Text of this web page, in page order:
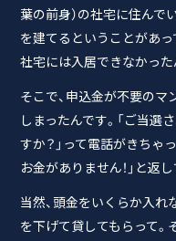
葉の前身）の社宅に住んで
を建てるということがあっ
社宅には入居できなかった
そこで、申込金が不要の
しまったんです。「ご当選
すか？」って電話がきちゃ
お金がありません！」と返し
当然、頭金をいくらか入れ
を下げて貸してもらって。